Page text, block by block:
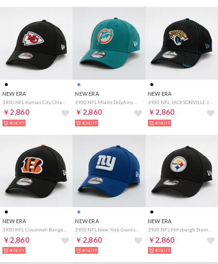
NEW ERA
￥2,860
40%OFF
NEW ERA
￥2,860
40%OFF
NEW ERA
￥2,860
40%OFF
NEW ERA
￥2,860
40%OFF
NEW ERA
￥2,860
40%OFF
NEW ERA
￥2,860
40%OFF